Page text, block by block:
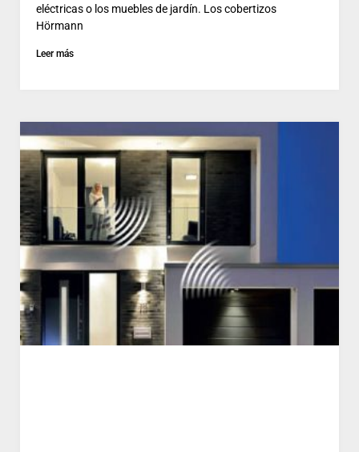
eléctricas o los muebles de jardín. Los cobertizos
Hörmann
Leer más